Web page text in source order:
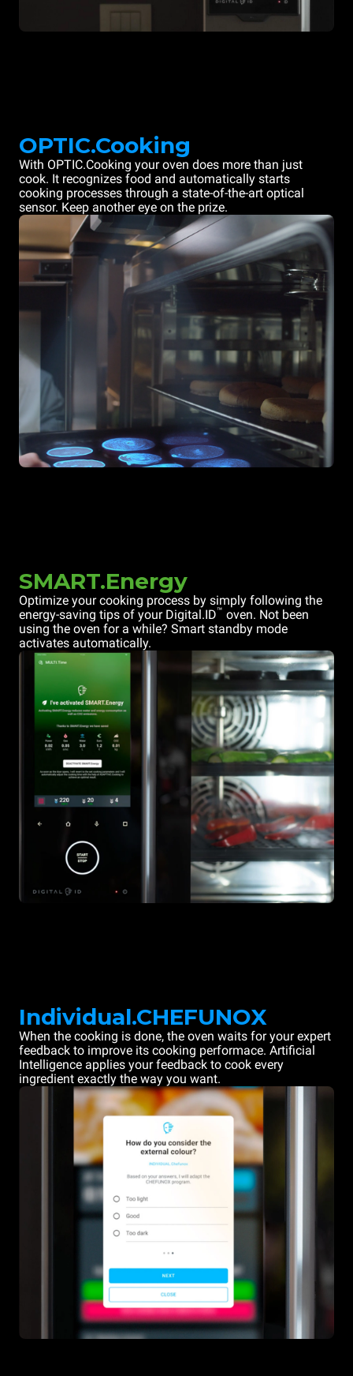
OPTIC.Cooking
With OPTIC.Cooking your oven does more than just
cook. It recognizes food and automatically starts
cooking processes through a state-of-the-art optical
sensor. Keep another eye on the prize.
SMART.Energy
Optimize your cooking process by simply following the
energy-saving tips of your Digital.ID™ oven. Not been
using the oven for a while? Smart standby mode
activates automatically.
Individual.CHEFUNOX
When the cooking is done, the oven waits for your expert
feedback to improve its cooking performace. Artificial
Intelligence applies your feedback to cook every
ingredient exactly the way you want.